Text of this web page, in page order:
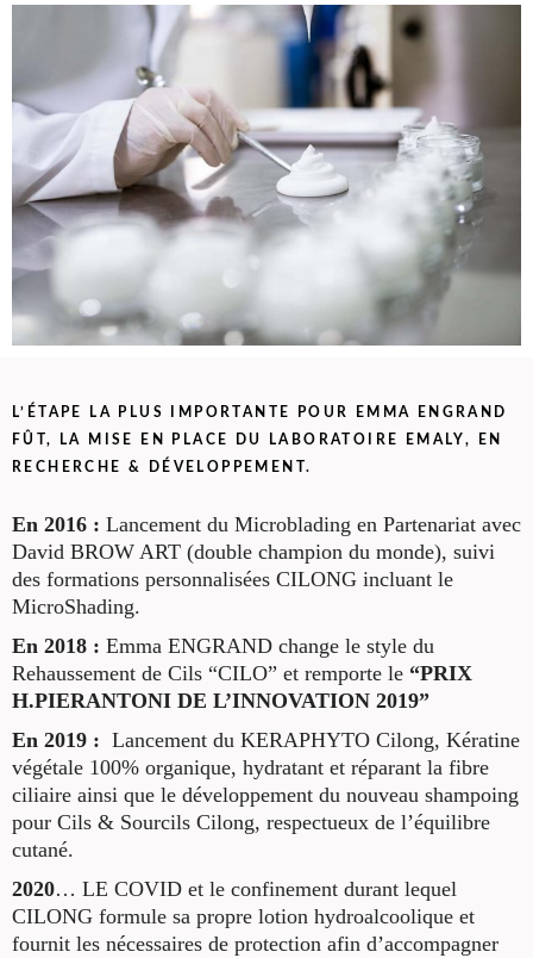
L’ÉTAPE LA PLUS IMPORTANTE POUR EMMA ENGRAND
FÛT, LA MISE EN PLACE
DU LABORATOIRE EMALY,
EN
RECHERCHE & DÉVELOPPEMENT.
En 2016 : Lancement du Microblading en Partenariat avec
David BROW ART (double champion du monde), suivi
des formations personnalisées CILONG incluant le
MicroShading.
En 2018 : Emma ENGRAND change le style du
Rehaussement de Cils “CILO” et remporte le “PRIX
H.PIERANTONI DE L’INNOVATION 2019”
En 2019 : Lancement du KERAPHYTO Cilong, Kératine
végétale 100% organique, hydratant et réparant la fibre
ciliaire ainsi que le développement du nouveau shampoing
pour Cils & Sourcils Cilong, respectueux de l’équilibre
cutané.
2020… LE COVID et le confinement durant lequel
CILONG formule sa propre lotion hydroalcoolique et
fournit les nécessaires de protection afin d’accompagner